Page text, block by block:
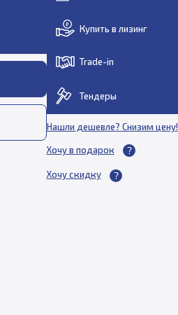
Купить в лизинг
Trade-in
Тендеры
Нашли дешевле? Снизим цену!
Хочу в подарок
Хочу скидку